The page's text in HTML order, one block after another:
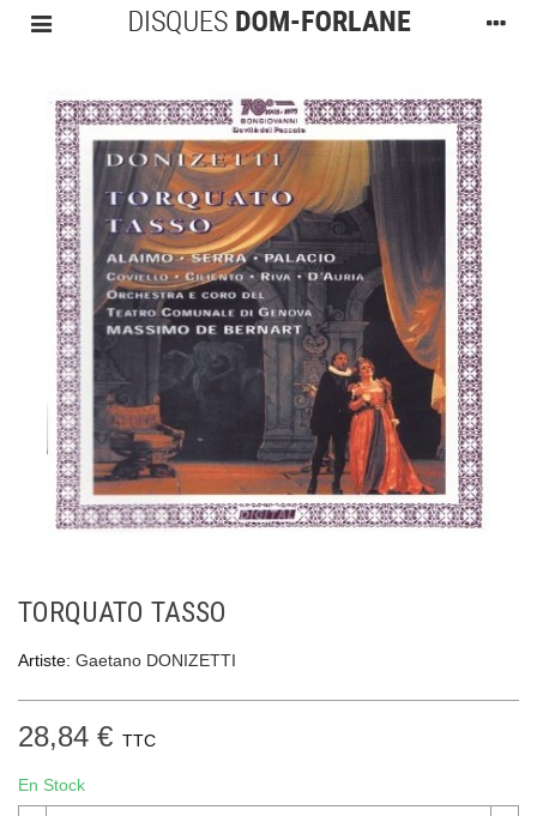
TORQUATO TASSO
Artiste: Gaetano DONIZETTI
28,84 € TTC
En Stock